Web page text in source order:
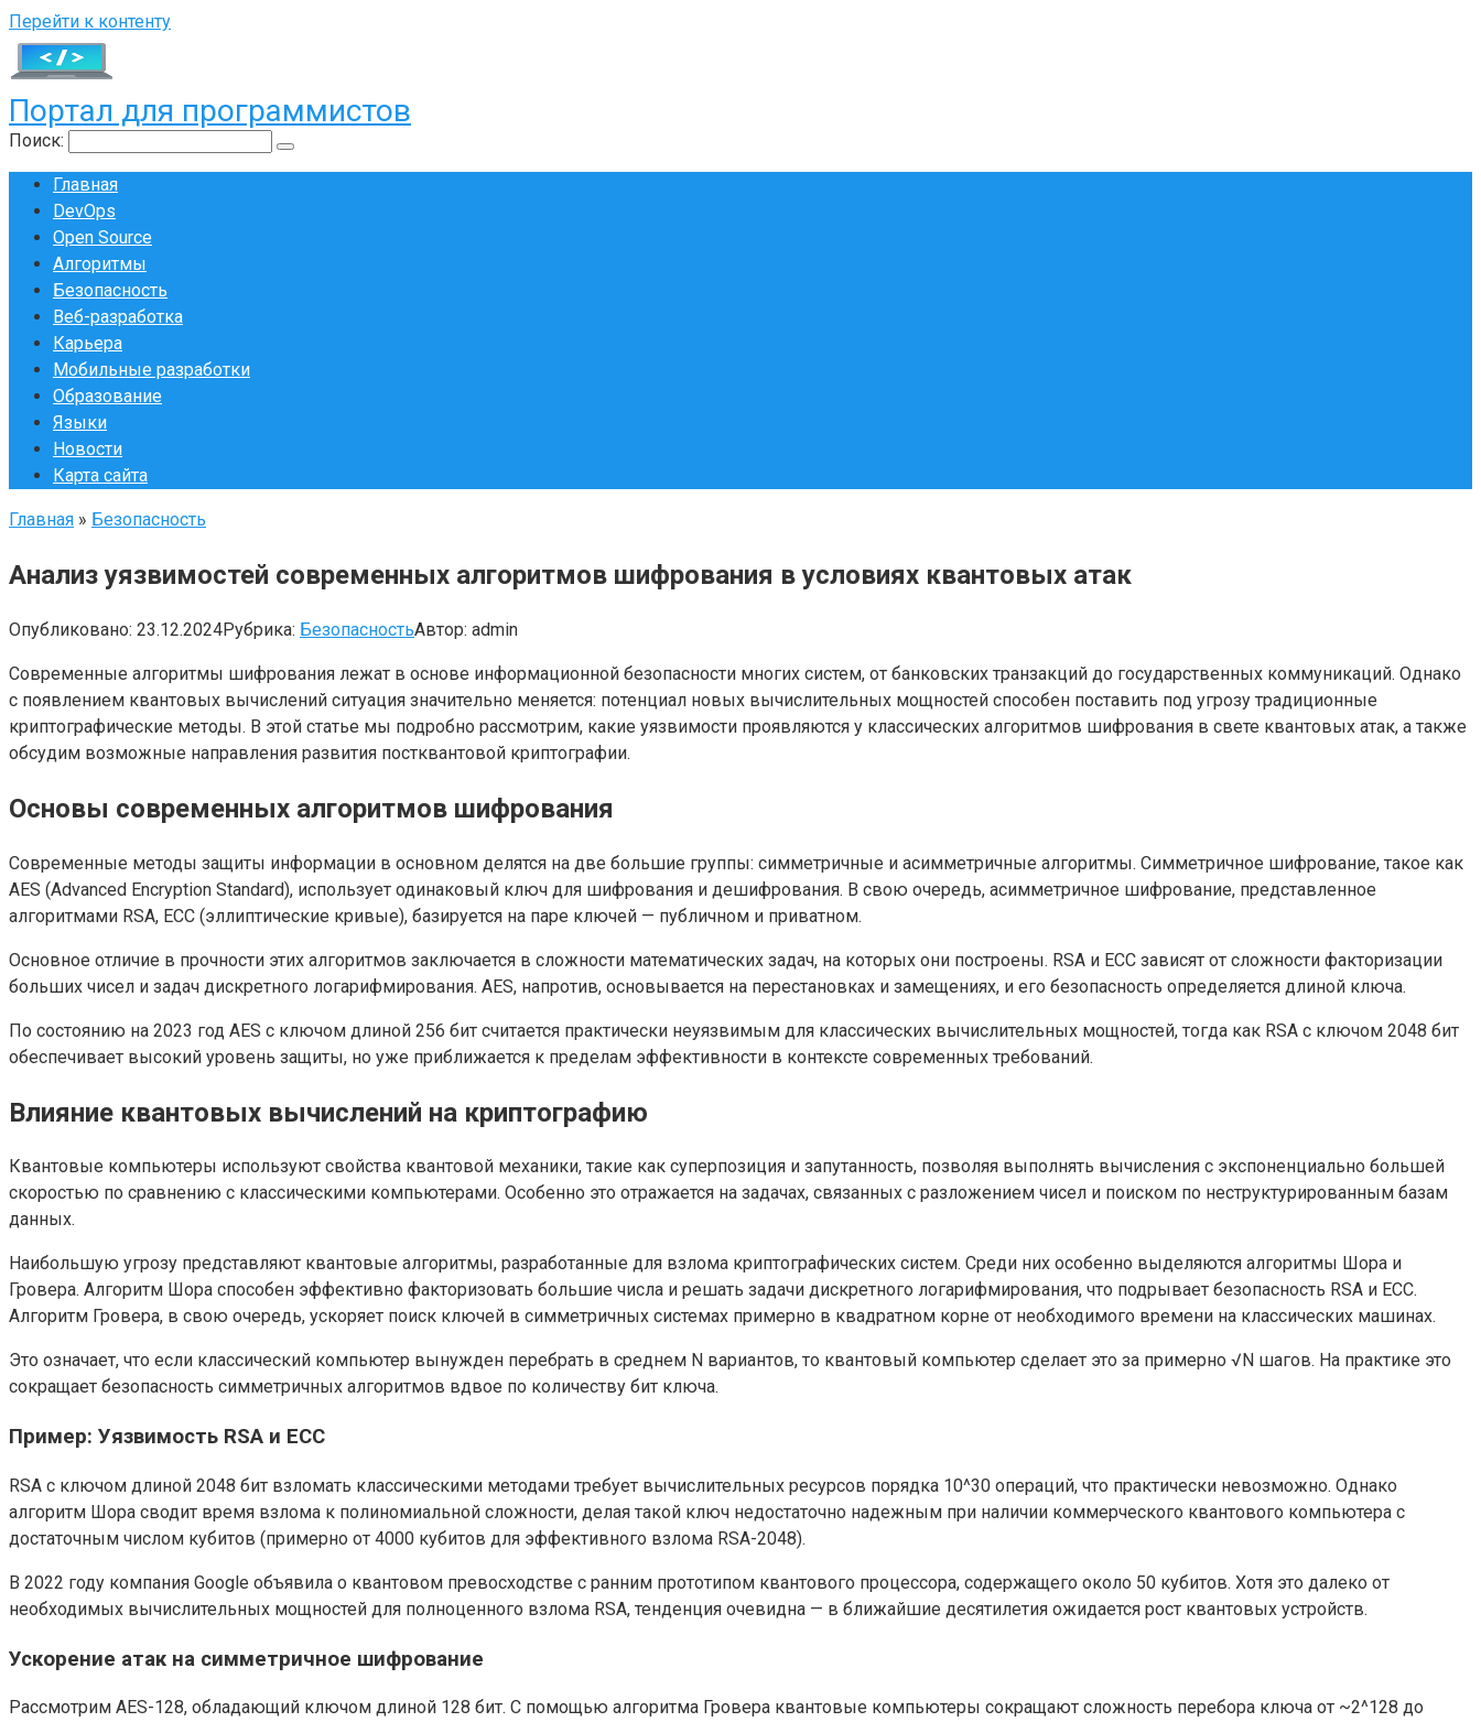
Перейти к контенту
Портал для программистов
Поиск:
Главная
DevOps
Open Source
Алгоритмы
Безопасность
Веб-разработка
Карьера
Мобильные разработки
Образование
Языки
Новости
Карта сайта
Главная » Безопасность
Анализ уязвимостей современных алгоритмов шифрования в условиях квантовых атак
Опубликовано: 23.12.2024Рубрика: БезопасностьАвтор: admin
Современные алгоритмы шифрования лежат в основе информационной безопасности многих систем, от банковских транзакций до государственных коммуникаций. Однако
с появлением квантовых вычислений ситуация значительно меняется: потенциал новых вычислительных мощностей способен поставить под угрозу традиционные
криптографические методы. В этой статье мы подробно рассмотрим, какие уязвимости проявляются у классических алгоритмов шифрования в свете квантовых атак, а также
обсудим возможные направления развития постквантовой криптографии.
Основы современных алгоритмов шифрования
Современные методы защиты информации в основном делятся на две большие группы: симметричные и асимметричные алгоритмы. Симметричное шифрование, такое как
AES (Advanced Encryption Standard), использует одинаковый ключ для шифрования и дешифрования. В свою очередь, асимметричное шифрование, представленное
алгоритмами RSA, ECC (эллиптические кривые), базируется на паре ключей — публичном и приватном.
Основное отличие в прочности этих алгоритмов заключается в сложности математических задач, на которых они построены. RSA и ECC зависят от сложности факторизации
больших чисел и задач дискретного логарифмирования. AES, напротив, основывается на перестановках и замещениях, и его безопасность определяется длиной ключа.
По состоянию на 2023 год AES с ключом длиной 256 бит считается практически неуязвимым для классических вычислительных мощностей, тогда как RSA с ключом 2048 бит
обеспечивает высокий уровень защиты, но уже приближается к пределам эффективности в контексте современных требований.
Влияние квантовых вычислений на криптографию
Квантовые компьютеры используют свойства квантовой механики, такие как суперпозиция и запутанность, позволяя выполнять вычисления с экспоненциально большей
скоростью по сравнению с классическими компьютерами. Особенно это отражается на задачах, связанных с разложением чисел и поиском по неструктурированным базам
данных.
Наибольшую угрозу представляют квантовые алгоритмы, разработанные для взлома криптографических систем. Среди них особенно выделяются алгоритмы Шора и
Гровера. Алгоритм Шора способен эффективно факторизовать большие числа и решать задачи дискретного логарифмирования, что подрывает безопасность RSA и ECC.
Алгоритм Гровера, в свою очередь, ускоряет поиск ключей в симметричных системах примерно в квадратном корне от необходимого времени на классических машинах.
Это означает, что если классический компьютер вынужден перебрать в среднем N вариантов, то квантовый компьютер сделает это за примерно √N шагов. На практике это
сокращает безопасность симметричных алгоритмов вдвое по количеству бит ключа.
Пример: Уязвимость RSA и ECC
RSA с ключом длиной 2048 бит взломать классическими методами требует вычислительных ресурсов порядка 10^30 операций, что практически невозможно. Однако
алгоритм Шора сводит время взлома к полиномиальной сложности, делая такой ключ недостаточно надежным при наличии коммерческого квантового компьютера с
достаточным числом кубитов (примерно от 4000 кубитов для эффективного взлома RSA-2048).
В 2022 году компания Google объявила о квантовом превосходстве с ранним прототипом квантового процессора, содержащего около 50 кубитов. Хотя это далеко от
необходимых вычислительных мощностей для полноценного взлома RSA, тенденция очевидна — в ближайшие десятилетия ожидается рост квантовых устройств.
Ускорение атак на симметричное шифрование
Рассмотрим AES-128, обладающий ключом длиной 128 бит. С помощью алгоритма Гровера квантовые компьютеры сокращают сложность перебора ключа от ~2^128 до